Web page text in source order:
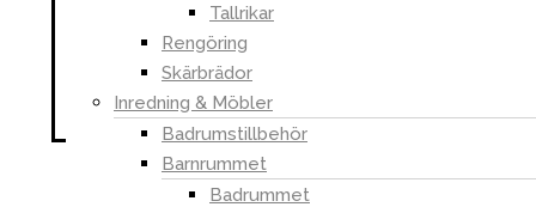
Tallrikar
Rengöring
Skärbrädor
Inredning & Möbler
Badrumstillbehör
Barnrummet
Badrummet
Handelsavenyn | Alla rättigheter
reserverade.
Producerat av:Anderberg Media
Information